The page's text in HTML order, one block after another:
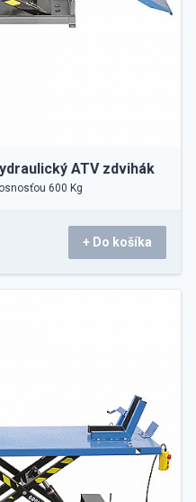
ATV zdvihák
600 Kg
+ Do košíka